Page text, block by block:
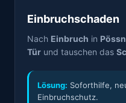
Einbruchschaden
Nach Einbruch in
Tür und tauschen das
Lösung: Soforthilfe,
Einbruchschutz.